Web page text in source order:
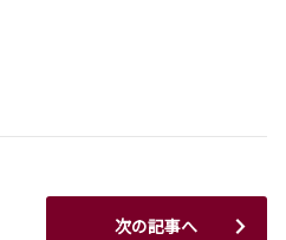
次の記事へ